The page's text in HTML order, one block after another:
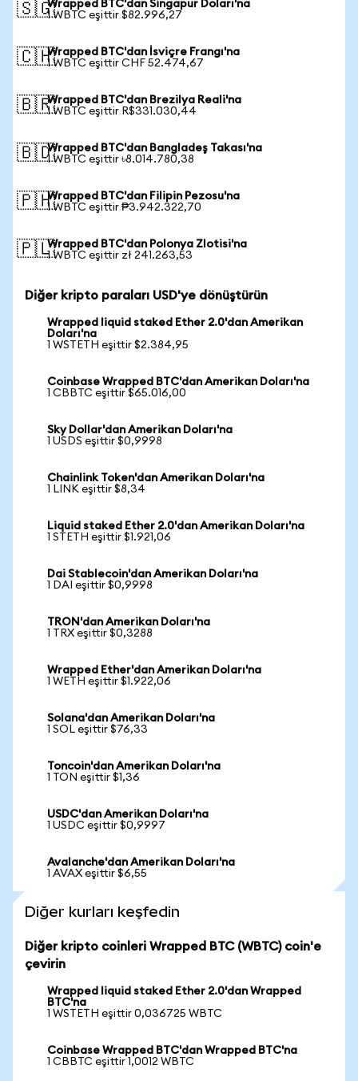
🇸🇬Wrapped BTC'dan Singapur Doları'na
1 WBTC eşittir $82.996,27
🇨🇭Wrapped BTC'dan İsviçre Frangı'na
1 WBTC eşittir CHF 52.474,67
🇧🇷Wrapped BTC'dan Brezilya Reali'na
1 WBTC eşittir R$331.030,44
🇧🇩Wrapped BTC'dan Bangladeş Takası'na
1 WBTC eşittir ৳8.014.780,38
🇵🇭Wrapped BTC'dan Filipin Pezosu'na
1 WBTC eşittir ₱3.942.322,70
🇵🇱Wrapped BTC'dan Polonya Zlotisi'na
1 WBTC eşittir zł 241.263,53
Diğer kripto paraları USD'ye dönüştürün
Wrapped liquid staked Ether 2.0'dan Amerikan
Doları'na
1 WSTETH eşittir $2.384,95
Coinbase Wrapped BTC'dan Amerikan Doları'na
1 CBBTC eşittir $65.016,00
Sky Dollar'dan Amerikan Doları'na
1 USDS eşittir $0,9998
Chainlink Token'dan Amerikan Doları'na
1 LINK eşittir $8,34
Liquid staked Ether 2.0'dan Amerikan Doları'na
1 STETH eşittir $1.921,06
Dai Stablecoin'dan Amerikan Doları'na
1 DAI eşittir $0,9998
TRON'dan Amerikan Doları'na
1 TRX eşittir $0,3288
Wrapped Ether'dan Amerikan Doları'na
1 WETH eşittir $1.922,06
Solana'dan Amerikan Doları'na
1 SOL eşittir $76,33
Toncoin'dan Amerikan Doları'na
1 TON eşittir $1,36
USDC'dan Amerikan Doları'na
1 USDC eşittir $0,9997
Avalanche'dan Amerikan Doları'na
1 AVAX eşittir $6,55
Diğer kurları keşfedin
Diğer kripto coinleri Wrapped BTC (WBTC) coin'e
çevirin
Wrapped liquid staked Ether 2.0'dan Wrapped
BTC'na
1 WSTETH eşittir 0,036725 WBTC
Coinbase Wrapped BTC'dan Wrapped BTC'na
1 CBBTC eşittir 1,0012 WBTC